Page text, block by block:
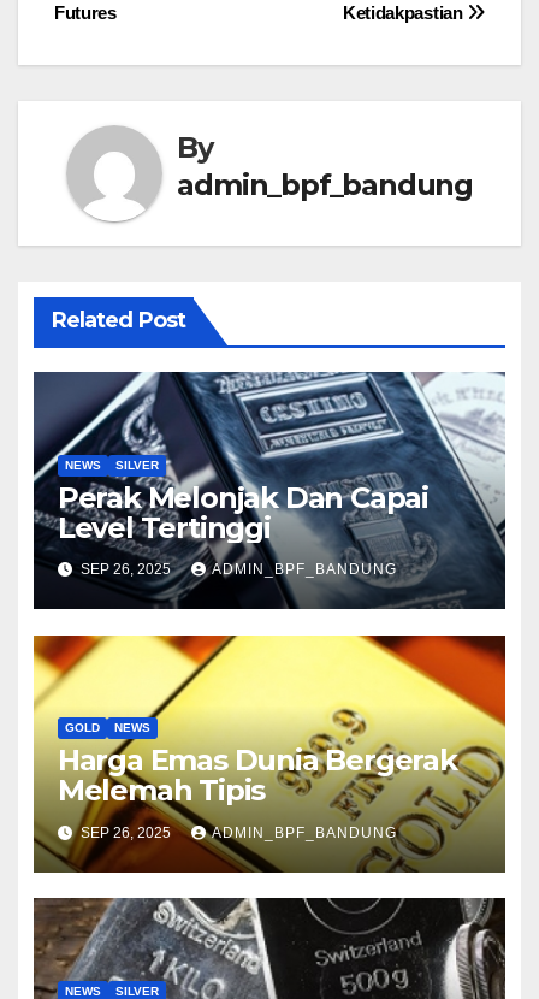
Ketidakpastian
Futures
By
admin_bpf_bandung
Related Post
NEWS SILVER
Perak Melonjak Dan Capai
Level Tertinggi
SEP 26, 2025 ADMIN_BPF_BANDUNG
GOLD NEWS
Harga Emas Dunia Bergerak
Melemah Tipis
SEP 26, 2025 ADMIN_BPF_BANDUNG
NEWS SILVER